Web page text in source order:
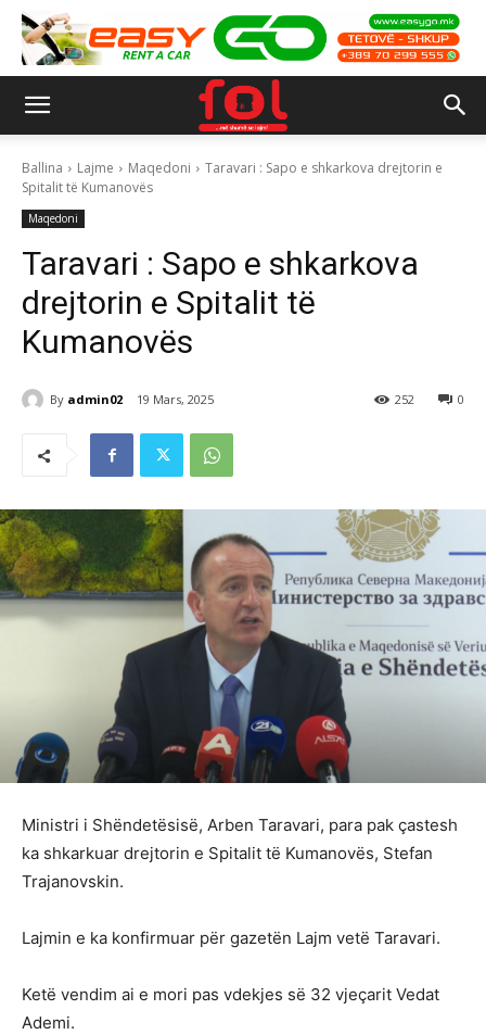
Ballina Lajme Maqedoni
Taravari : Sapo e shkarkova drejtorin e
Spitalit të Kumanovës
Maqedoni
Taravari : Sapo e shkarkova
drejtorin e Spitalit të
Kumanovës
By admin02 19 Mars, 2025 0
252
Ministri i Shëndetësisë, Arben Taravari, para pak çastesh
ka shkarkuar drejtorin e Spitalit të Kumanovës, Stefan
Trajanovskin.
Lajmin e ka konfirmuar për gazetën Lajm vetë Taravari.
Ketë vendim ai e mori pas vdekjes së 32 vjeçarit Vedat
Ademi.